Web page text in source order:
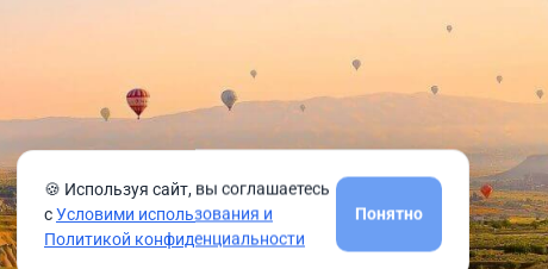
🍪 Используя сайт, вы соглашаетесь
сУсловими использования и
Политикой конфиденциальности
Понятно